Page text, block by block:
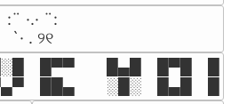
⠀:¨ ·.· ¨:⠀
⠀ `· . ୨୧⠀
█▀▀  █▄█ █▀█
██▄  ░█░ █▄█